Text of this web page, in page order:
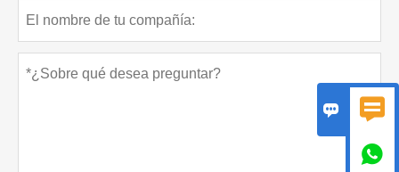
 
